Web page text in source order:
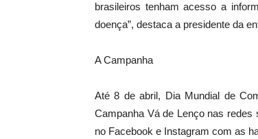
brasileiros tenham acesso a
doença”, destaca a presidente da
A Campanha
Até 8 de abril, Dia Mundial de
Campanha Vá de Lenço nas redes
no Facebook e Instagram com as